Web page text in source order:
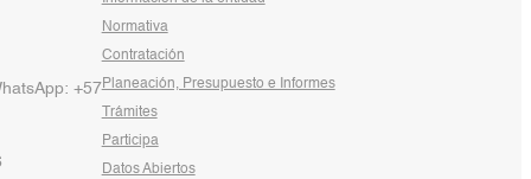
+57
Normativa
Contratación
Planeación, Presupuesto e Informes
Trámites
Participa
Datos Abiertos